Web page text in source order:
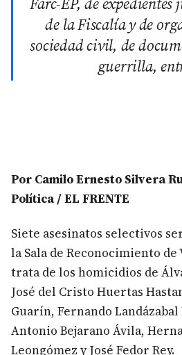
de la Fiscalía y de
sociedad civil, de
guerrilla,
Por Camilo Ernesto Silvera
Política / EL FRENTE
Siete asesinatos selectivos
la Sala de Reconocimiento de
trata de los homicidios de
José del Cristo Huertas
Guarín, Fernando Landázabal
Antonio Bejarano Ávila,
Leongómez y José Fedor Rey.